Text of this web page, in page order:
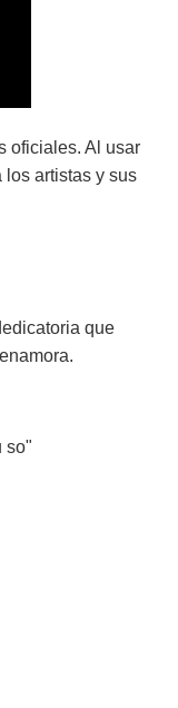
oficiales. Al usar
los artistas y sus
que
so"